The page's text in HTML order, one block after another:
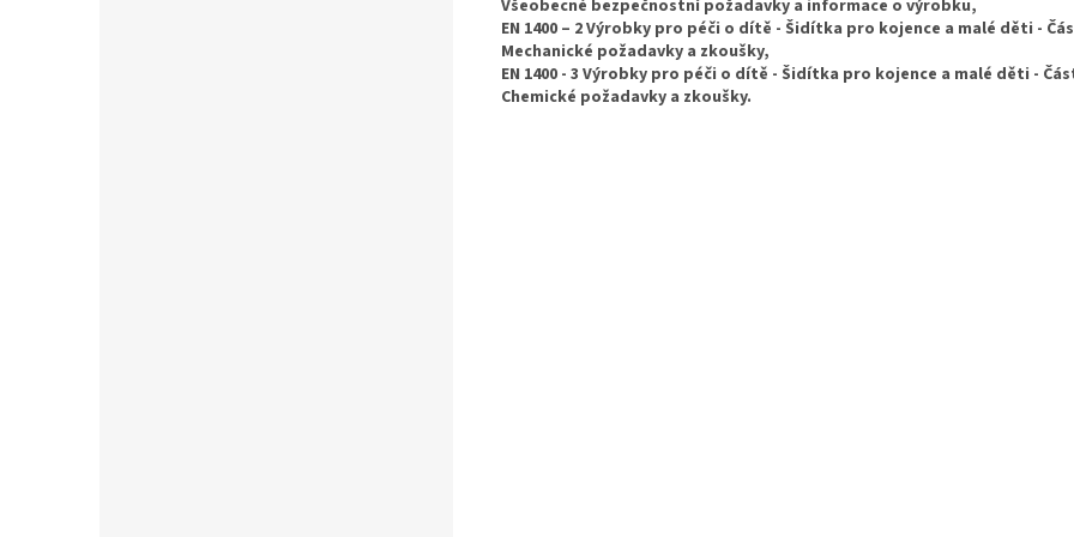
Všeobecné bezpečnostní požadavky a informace o výrobku,
EN 1400 – 2 Výrobky pro péči o dítě - Šidítka pro kojence a malé děti -
Mechanické požadavky a zkoušky,
EN 1400 - 3 Výrobky pro péči o dítě - Šidítka pro kojence a malé děti -
Chemické požadavky a zkoušky.